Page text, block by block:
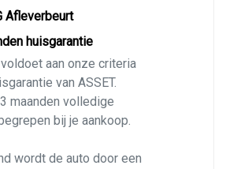
Afleverbeurt
huisgarantie
aan onze criteria
van ASSET.
maanden volledige
bij je aankoop.
wordt de auto door een